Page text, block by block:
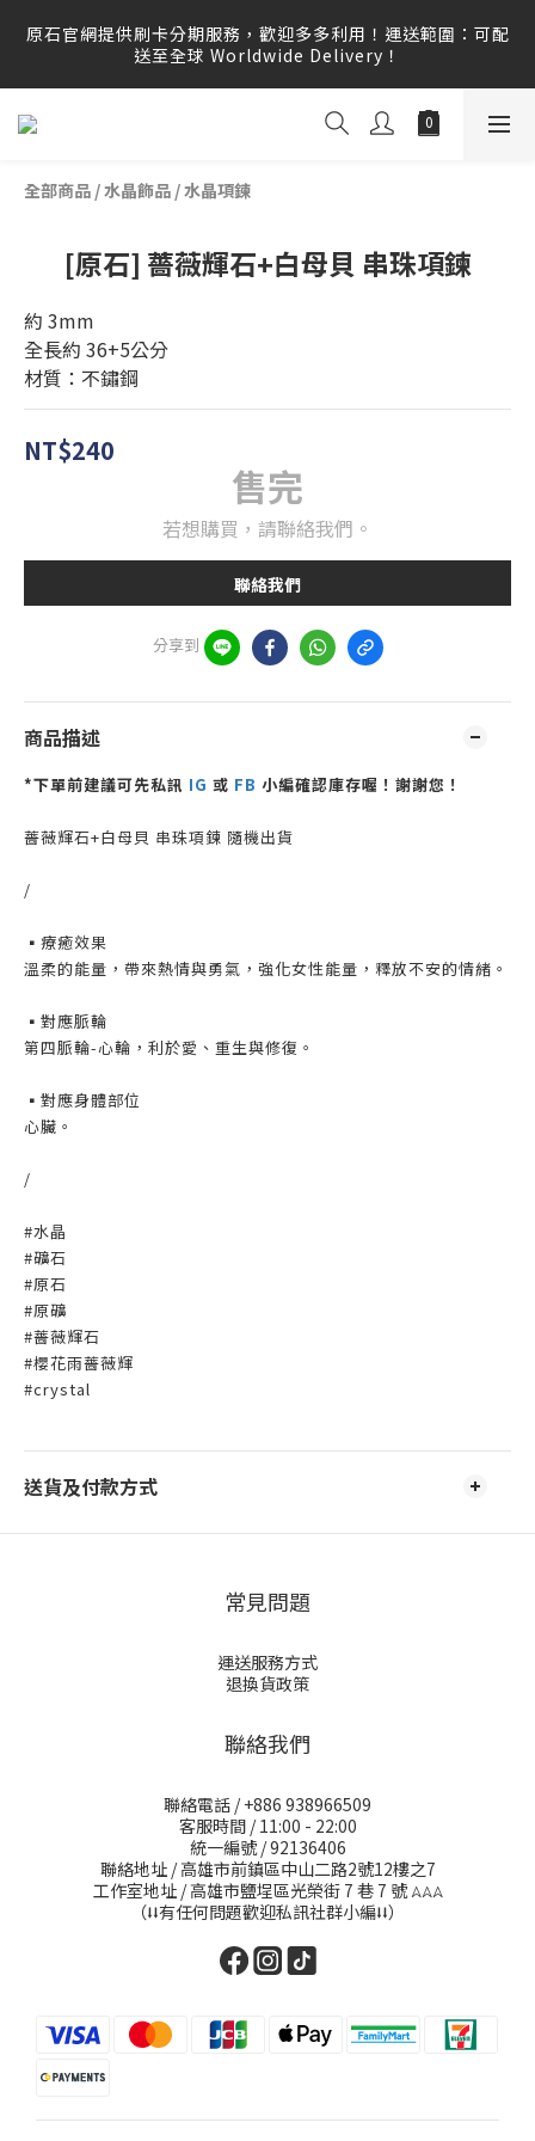
原石官網提供刷卡分期服務，歡迎多多利用！運送範圍：可配
送至全球 Worldwide Delivery！
原石官網提供刷卡分期服務，歡迎多多利用！運送範圍：可配
送至全球 Worldwide Delivery！
原石官網不會主動寄信要求顧客提供任何訂單資訊、補運費差
額或付款，請勿點選任何不明連結，若有任何疑慮可撥打165
全部商品 /水晶飾品 /水晶項鍊
[原石] 薔薇輝石+白母貝 串珠項鍊
約 3mm
全長約 36+5公分
材質：不鏽鋼
NT$240
售完
若想購買，請聯絡我們。
聯絡我們
分享到
商品描述
*下單前建議可先私訊 IG 或 FB 小編確認庫存喔！謝謝您！
薔薇輝石+白母貝 串珠項鍊 隨機出貨
/
▪️療癒效果
溫柔的能量，帶來熱情與勇氣，強化女性能量，釋放不安的情緒。
▪️對應脈輪
第四脈輪-心輪，利於愛、重生與修復。
▪️對應身體部位
心臟。
/
#水晶
#礦石
#原石
#原礦
#薔薇輝石
#櫻花雨薔薇輝
#crystal
送貨及付款方式
常見問題
運送服務方式
退換貨政策
聯絡我們
聯絡電話 / +886 938966509
客服時間 / 11:00 - 22:00
統一編號 / 92136406
聯絡地址 / 高雄市前鎮區中山二路2號12樓之7
工作室地址 / 高雄市鹽埕區光榮街 7 巷 7 號𖤂𖤂𖤂
（⭣⭣有任何問題歡迎私訊社群小編⭣⭣）